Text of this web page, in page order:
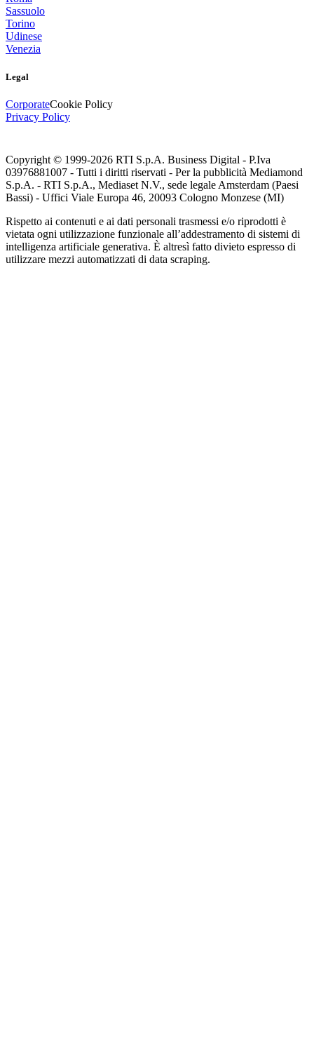
Sassuolo
Torino
Udinese
Venezia
Legal
CorporateCookie Policy
Privacy Policy
Copyright © 1999-2026 RTI S.p.A. Business Digital - P.Iva
03976881007 - Tutti i diritti riservati - Per la pubblicità Mediamond
S.p.A. - RTI S.p.A., Mediaset N.V., sede legale Amsterdam (Paesi
Bassi) - Uffici Viale Europa 46, 20093 Cologno Monzese (MI)
Rispetto ai contenuti e ai dati personali trasmessi e/o riprodotti è
vietata ogni utilizzazione funzionale all’addestramento di sistemi di
intelligenza artificiale generativa. È altresì fatto divieto espresso di
utilizzare mezzi automatizzati di data scraping.